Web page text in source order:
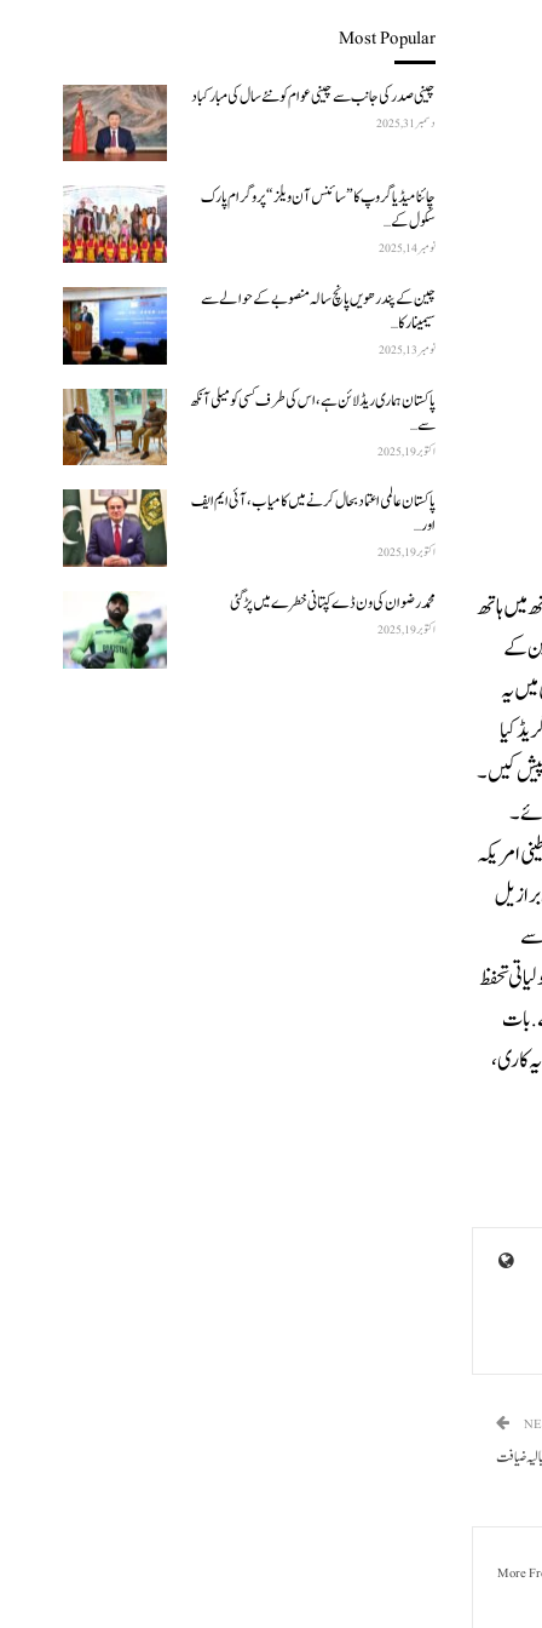
میں ہاتھ
کے
یہ
کیا
پیش کیں۔
امریکہ
تحفظ
بات
کاری،
ضیافت
More
Most Popular
چینی صدر کی جانب سے چینی عوام کو نئے سال کی مبارکباد
دسمبر 31, 2025
چائنا میڈیا گروپ کا ”سائنس آن ویلز“ پروگرام پارک
سکول کے…
نومبر 14, 2025
چین کے پندرھویں پانچ سالہ منصوبے کے حوالے سے
سیمینار کا…
نومبر 13, 2025
پاکستان ہماری ریڈ لائن ہے، اس کی طرف کسی کو میلی آنکھ
سے…
اکتوبر 19, 2025
پاکستان عالمی اعتماد بحال کرنے میں کامیاب، آئی ایم ایف
اور…
اکتوبر 19, 2025
محمد رضوان کی ون ڈے کپتانی خطرے میں پڑ گئی
اکتوبر 19, 2025